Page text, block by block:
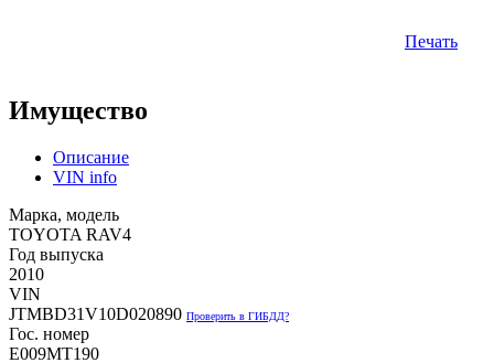
Печать
Имущество
Описание
VIN info
Марка, модель
TOYOTA RAV4
Год выпуска
2010
VIN
JTMBD31V10D020890 Проверить в ГИБДД?
Гос. номер
Е009МТ190